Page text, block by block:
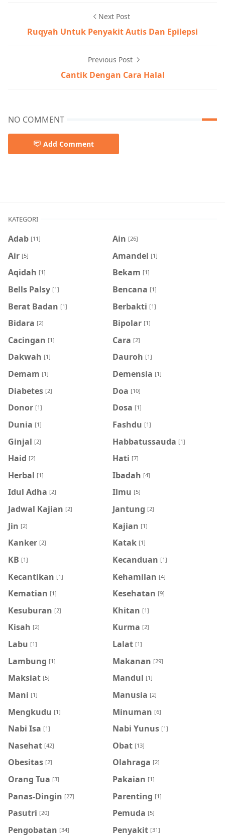
Next Post
Ruqyah Untuk Penyakit Autis Dan Epilepsi
Previous Post
Cantik Dengan Cara Halal
NO COMMENT
Add Comment
KATEGORI
Adab [11] Ain [26]
Air [5] Amandel [1]
Aqidah [1] Bekam [1]
Bells Palsy [1] Bencana [1]
Berat Badan [1] Berbakti [1]
Bidara [2] Bipolar [1]
Cacingan [1] Cara [2]
Dakwah [1] Dauroh [1]
Demam [1] Demensia [1]
Diabetes [2] Doa [10]
Donor [1] Dosa [1]
Dunia [1] Fashdu [1]
Ginjal [2] Habbatussauda [1]
Haid [2] Hati [7]
Herbal [1] Ibadah [4]
Idul Adha [2] Ilmu [5]
Jadwal Kajian [2] Jantung [2]
Jin [2] Kajian [1]
Kanker [2] Katak [1]
KB [1] Kecanduan [1]
Kecantikan [1] Kehamilan [4]
Kematian [1] Kesehatan [9]
Kesuburan [2] Khitan [1]
Kisah [2] Kurma [2]
Labu [1] Lalat [1]
Lambung [1] Makanan [29]
Maksiat [5] Mandul [1]
Mani [1] Manusia [2]
Mengkudu [1] Minuman [6]
Nabi Isa [1] Nabi Yunus [1]
Nasehat [42] Obat [13]
Obesitas [2] Olahraga [2]
Orang Tua [3] Pakaian [1]
Panas-Dingin [27] Parenting [1]
Pasutri [20] Pemuda [5]
Pengobatan [34] Penyakit [31]